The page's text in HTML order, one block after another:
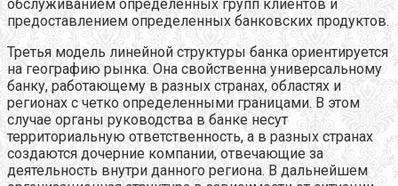
обслуживанием определенных групп клиентов и
предоставлением определенных банковских продуктов.
Третья модель линейной структуры банка ориентируется
на географию рынка. Она свойственна универсальному
банку, работающему в разных странах, областях и
регионах с четко определенными границами. В этом
случае органы руководства в банке несут
территориальную ответственность, а в разных странах
создаются дочерние компании, отвечающие за
деятельность внутри данного региона. В дальнейшем